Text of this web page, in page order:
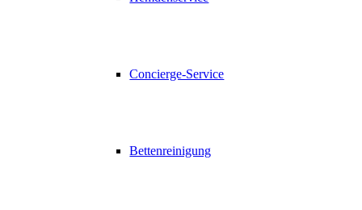
Concierge-Service
Bettenreinigung